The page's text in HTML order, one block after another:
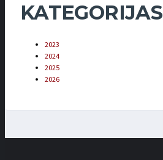
KATEGORIJAS
2023
2024
2025
2026